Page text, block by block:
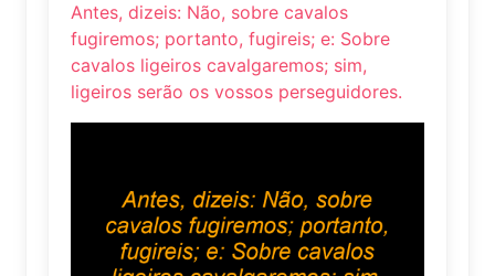
Antes, dizeis: Não, sobre cavalos
fugiremos; portanto, fugireis; e: Sobre
cavalos ligeiros cavalgaremos; sim,
ligeiros serão os vossos perseguidores.